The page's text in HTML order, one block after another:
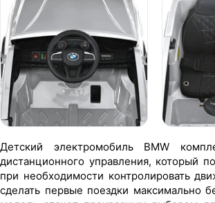
Детский электромобиль BMW
дистанционного управления, который
при необходимости контролировать
сделать первые поездки максимально